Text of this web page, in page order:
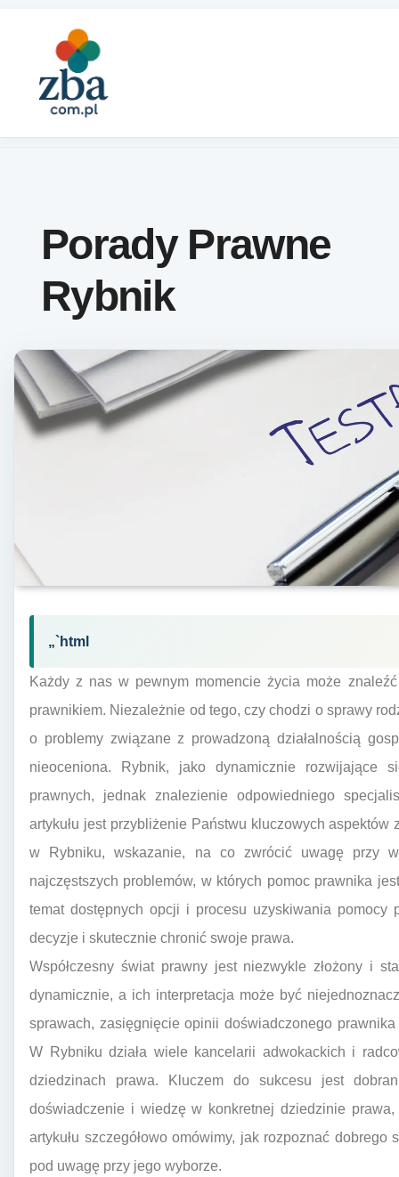
Porady Prawne
Rybnik
„`html
Każdy z nas w pewnym momencie życia może
prawnikiem. Niezależnie od tego, czy chodzi o sprawy
o problemy związane z prowadzoną działalnością
nieoceniona. Rybnik, jako dynamicznie rozwijające
prawnych, jednak znalezienie odpowiedniego
artykułu jest przybliżenie Państwu kluczowych
w Rybniku, wskazanie, na co zwrócić uwagę przy
najczęstszych problemów, w których pomoc prawnika
temat dostępnych opcji i procesu uzyskiwania pomocy
decyzje i skutecznie chronić swoje prawa.
Współczesny świat prawny jest niezwykle złożony i
dynamicznie, a ich interpretacja może być
sprawach, zasięgnięcie opinii doświadczonego
W Rybniku działa wiele kancelarii adwokackich i
dziedzinach prawa. Kluczem do sukcesu jest
doświadczenie i wiedzę w konkretnej dziedzinie
artykułu szczegółowo omówimy, jak rozpoznać
pod uwagę przy jego wyborze.